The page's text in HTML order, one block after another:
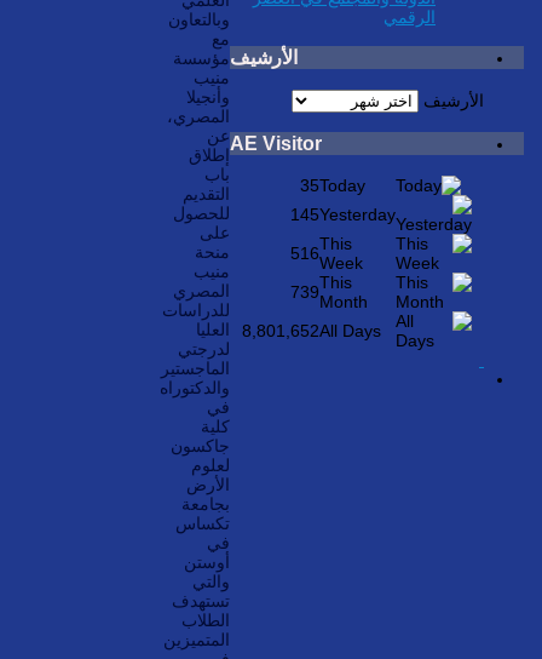
وبالتعاون
مع
مؤسسة
منيب
وأنجيلا
المصري،
عن
إطلاق
باب
التقديم
للحصول
على
منحة
منيب
المصري
للدراسات
العليا
لدرجتي
الماجستير
والدكتوراه
في
كلية
جاكسون
لعلوم
الأرض
بجامعة
تكساس
في
أوستن
والتي
تستهدف
الطلاب
المتميزين
الرقمي
الأرشيف
الأرشيف
AE Visitor
Today
35
Yesterday
145
This
Week
516
This
Month
739
All Days
8,801,652